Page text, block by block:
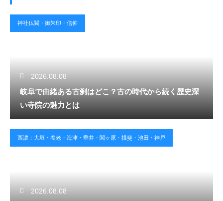
神社仏閣・御朱印・信仰
2026.08.08
岐阜で由緒ある古刹はどこ？古の時代から続く歴史深
い寺院の魅力とは
西濃：大垣・養老・海津・垂井・関ヶ原・揖斐・池田・神戸
2026.08.08